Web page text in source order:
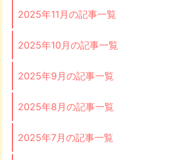
2025年11月の記事一覧
2025年10月の記事一覧
2025年9月の記事一覧
2025年8月の記事一覧
2025年7月の記事一覧